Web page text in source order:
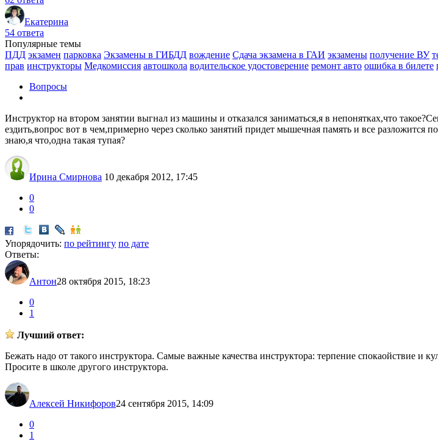
Екатерина
54 ответа
Популярные темы
ПДД экзамен парковка Экзамены в ГИБДД вождение Сдача экзамена в ГАИ экзамены получение ВУ
прав инструкторы Медкомиссия автошкола водительское удостоверение ремонт авто ошибка в билете
Вопросы
Инструктор на втором занятии выгнал из машины и отказался заниматься,я в непонятках,что
ездить,вопрос вот в чем,примерно через сколько занятий придет мышечная память и все
знаю,я что,одна такая тупая?
Ирина Смирнова 10 декабря 2012, 17:45
0
0
Упорядочить: по рейтингу по дате
Ответы:
Антон28 октября 2015, 18:23
0
1
Лучший ответ:
Бежать надо от такого инструктора. Самые важные качества инструктора: терпение спокаойствие и
Просите в школе другого инструктора.
Алексей Никифоров24 сентября 2015, 14:09
0
1